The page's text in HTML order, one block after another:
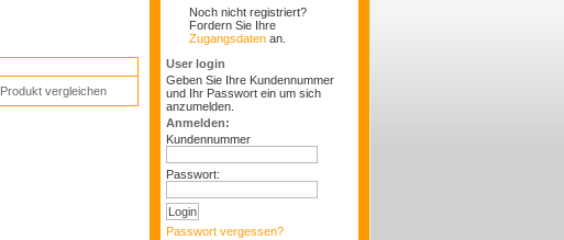
Produkt vergleichen
Noch nicht registriert?
Fordern Sie Ihre
Zugangsdaten an.
User login
Geben Sie Ihre Kundennummer
und Ihr Passwort ein um sich
anzumelden.
Anmelden:
Kundennummer
Passwort:
Passwort vergessen?